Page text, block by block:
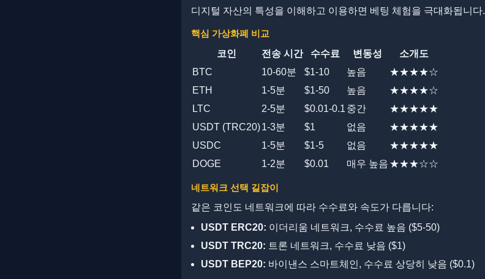
디지털 자산의 특성을 이해하고 이용하면 베팅 체험을 극대화됩니다.
핵심 가상화폐 비교
코인
전송 시간 수수료 변동성
소개도
BTC
10-60분 $1-10 높음
★★★★☆
ETH
1-5분 $1-50 높음
★★★★☆
LTC
2-5분 $0.01-0.1 중간
★★★★★
USDT (TRC20)1-3분 $1 없음
★★★★★
USDC
1-5분 $1-5 없음
★★★★★
DOGE
1-2분 $0.01 매우 높음 ★★★☆☆
네트워크 선택 길잡이
같은 코인도 네트워크에 따라 수수료와 속도가 다릅니다:
USDT ERC20: 이더리움 네트워크, 수수료 높음 ($5-50)
USDT TRC20: 트론 네트워크, 수수료 낮음 ($1)
USDT BEP20: 바이낸스 스마트체인, 수수료 상당히 낮음 ($0.1)